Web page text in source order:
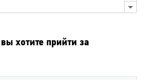
хотите прийти за